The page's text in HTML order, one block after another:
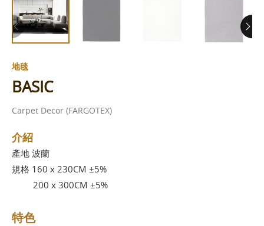
地毯
BASIC
Carpet Decor (FARGOTEX)
介紹
產地 波蘭
規格 160 x 230CM ±5%
200 x 300CM ±5%
特色